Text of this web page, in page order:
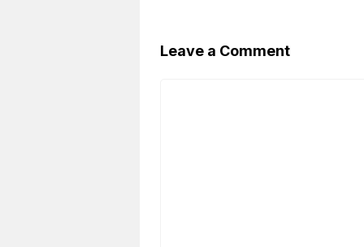
Leave a Comment